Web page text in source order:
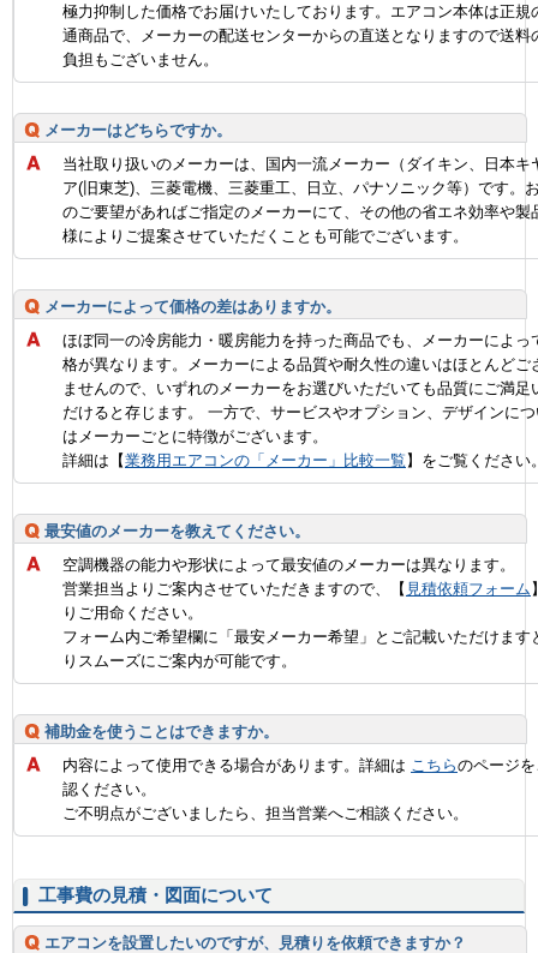
極力抑制した価格でお届けいたしております。エアコン本体は正規
通商品で、メーカーの配送センターからの直送となりますので送料
負担もございません。
メーカーはどちらですか。
当社取り扱いのメーカーは、国内一流メーカー（ダイキン、日本キ
ア(旧東芝)、三菱電機、三菱重工、日立、パナソニック等）です。
のご要望があればご指定のメーカーにて、その他の省エネ効率や製
様によりご提案させていただくことも可能でございます。
メーカーによって価格の差はありますか。
ほぼ同一の冷房能力・暖房能力を持った商品でも、メーカーによっ
格が異なります。メーカーによる品質や耐久性の違いはほとんどご
ませんので、いずれのメーカーをお選びいただいても品質にご満足
だけると存じます。 一方で、サービスやオプション、デザインに
はメーカーごとに特徴がございます。
詳細は【業務用エアコンの「メーカー」比較一覧】をご覧ください
最安値のメーカーを教えてください。
空調機器の能力や形状によって最安値のメーカーは異なります。
営業担当よりご案内させていただきますので、【 見積依頼フォーム
りご用命ください。
フォーム内ご希望欄に「最安メーカー希望」とご記載いただけます
りスムーズにご案内が可能です。
補助金を使うことはできますか。
内容によって使用できる場合があります。詳細は こちらのページ
認ください。
ご不明点がございましたら、担当営業へご相談ください。
工事費の見積・図面について
エアコンを設置したいのですが、見積りを依頼できますか？